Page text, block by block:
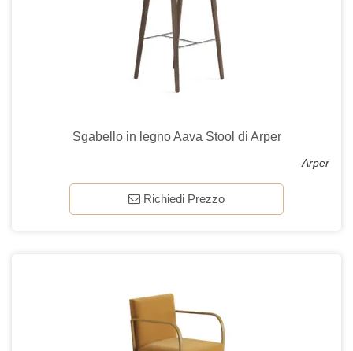
Sgabello in legno Aava Stool di Arper
Arper
Richiedi Prezzo